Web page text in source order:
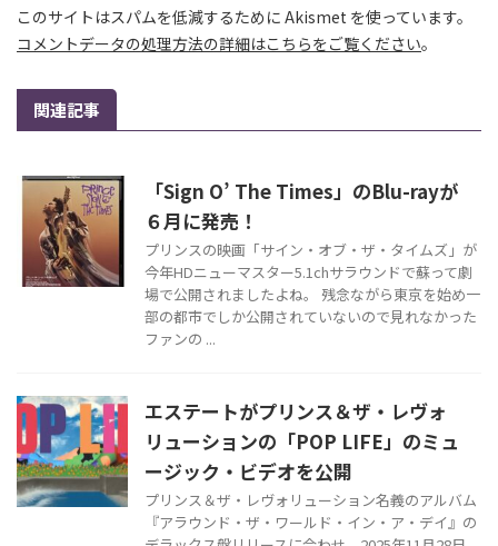
このサイトはスパムを低減するために Akismet を使っています。
コメントデータの処理方法の詳細はこちらをご覧ください。
関連記事
「Sign O’ The Times」のBlu-rayが
６月に発売！
プリンスの映画「サイン・オブ・ザ・タイムズ」が
今年HDニューマスター5.1chサラウンドで蘇って劇
場で公開されましたよね。 残念ながら東京を始め一
部の都市でしか公開されていないので見れなかった
ファンの ...
エステートがプリンス＆ザ・レヴォ
リューションの「POP LIFE」のミュ
ージック・ビデオを公開
プリンス＆ザ・レヴォリューション名義のアルバム
『アラウンド・ザ・ワールド・イン・ア・デイ』の